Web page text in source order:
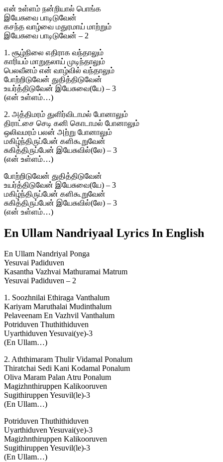
என் உள்ளம் நன்றியால் பொங்க
இயேசுவை பாடிடுவேன்
கசந்த வாழ்வை மதுரமாய் மாற்றும்
இயேசுவை பாடிடுவேன் – 2
1. சூழ்நிலை எதிராக வந்தாலும்
காரியம் மாறுதலாய் முடிந்தாலும்
பெலவீனம் என் வாழ்வில் வந்தாலும்
போற்றிடுவேன் துதித்திடுவேன்
உயர்த்திடுவேன் இயேசுவை(யே) – 3
(என் உள்ளம்…)
2. அத்திமரம் துளிர்விடாமல் போனாலும்
திராட்சை செடி கனி கொடாமல் போனாலும்
ஒலிவமரம் பலன் அற்று போனாலும்
மகிழ்ந்திருப்பேன் களிகூறுவேன்
சுகித்திருப்பேன் இயேசுவில்(லே) – 3
(என் உள்ளம்…)
போற்றிடுவேன் துதித்திடுவேன்
உயர்த்திடுவேன் இயேசுவை(யே) – 3
மகிழ்ந்திருப்பேன் களிகூறுவேன்
சுகித்திருப்பேன் இயேசுவில்(லே) – 3
(என் உள்ளம்…)
En Ullam Nandriyaal Lyrics In English
En Ullam Nandriyal Ponga
Yesuvai Padiduven
Kasantha Vazhvai Mathuramai Matrum
Yesuvai Padiduven – 2
1. Soozhnilai Ethiraga Vanthalum
Kariyam Maruthalai Mudinthalum
Pelaveenam En Vazhvil Vanthalum
Potriduven Thuthithiduven
Uyarthiduven Yesuvai(ye)-3
(En Ullam…)
2. Aththimaram Thulir Vidamal Ponalum
Thiratchai Sedi Kani Kodamal Ponalum
Oliva Maram Palan Atru Ponalum
Magizhnthiruppen Kalikooruven
Sugithiruppen Yesuvil(le)-3
(En Ullam…)
Potriduven Thuthithiduven
Uyarthiduven Yesuvai(ye)-3
Magizhnthiruppen Kalikooruven
Sugithiruppen Yesuvil(le)-3
(En Ullam…)